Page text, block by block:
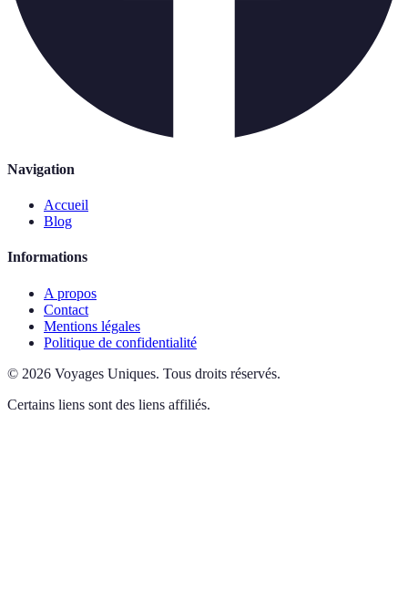
Navigation
Accueil
Blog
Informations
A propos
Contact
Mentions légales
Politique de confidentialité
© 2026 Voyages Uniques. Tous droits réservés.
Certains liens sont des liens affiliés.